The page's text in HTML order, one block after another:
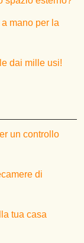
mano per la
dai mille usi!
un controllo
di
tua casa